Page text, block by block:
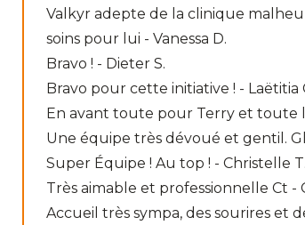
Valkyr adepte de la clinique
soins pour lui - Vanessa D.
Bravo ! - Dieter S.
Bravo pour cette initiative ! - Laëtitia
En avant toute pour Terry et toute
Une équipe très dévoué et gentil.
Super Équipe ! Au top ! - Christelle T.
Très aimable et professionnelle Ct -
Accueil très sympa, des sourires et